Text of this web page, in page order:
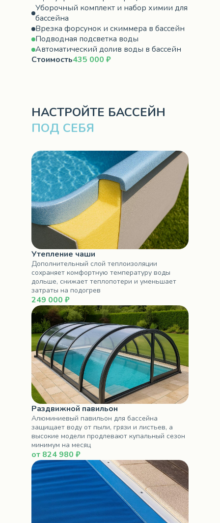
Уборочный комплект и набор химии для
бассейна
Врезка форсунок и скиммера в бассейн
Подводная подсветка воды
Автоматический долив воды в бассейн
Стоимость435 000 ₽
НАСТРОЙТЕ БАССЕЙН
ПОД СЕБЯ
Утепление чаши
Дополнительный слой теплоизоляции
сохраняет комфортную температуру воды
дольше, снижает теплопотери и уменьшает
затраты на подогрев
249 000 ₽
Раздвижной павильон
Алюминиевый павильон для бассейна
защищает воду от пыли, грязи и листьев, а
высокие модели продлевают купальный сезон
минимум на месяц
от 824 980 ₽